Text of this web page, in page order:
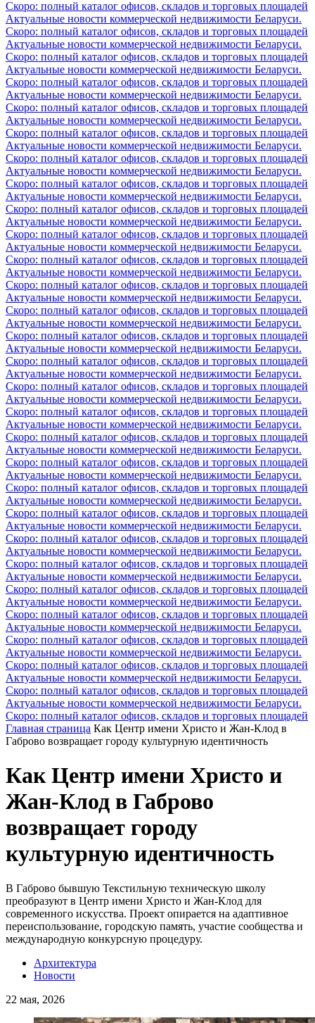
Скоро: полный каталог офисов, складов и торговых площадей
Актуальные новости коммерческой недвижимости Беларуси.
Скоро: полный каталог офисов, складов и торговых площадей
Актуальные новости коммерческой недвижимости Беларуси.
Скоро: полный каталог офисов, складов и торговых площадей
Актуальные новости коммерческой недвижимости Беларуси.
Скоро: полный каталог офисов, складов и торговых площадей
Актуальные новости коммерческой недвижимости Беларуси.
Скоро: полный каталог офисов, складов и торговых площадей
Актуальные новости коммерческой недвижимости Беларуси.
Скоро: полный каталог офисов, складов и торговых площадей
Актуальные новости коммерческой недвижимости Беларуси.
Скоро: полный каталог офисов, складов и торговых площадей
Актуальные новости коммерческой недвижимости Беларуси.
Скоро: полный каталог офисов, складов и торговых площадей
Актуальные новости коммерческой недвижимости Беларуси.
Скоро: полный каталог офисов, складов и торговых площадей
Актуальные новости коммерческой недвижимости Беларуси.
Скоро: полный каталог офисов, складов и торговых площадей
Актуальные новости коммерческой недвижимости Беларуси.
Скоро: полный каталог офисов, складов и торговых площадей
Актуальные новости коммерческой недвижимости Беларуси.
Скоро: полный каталог офисов, складов и торговых площадей
Актуальные новости коммерческой недвижимости Беларуси.
Скоро: полный каталог офисов, складов и торговых площадей
Актуальные новости коммерческой недвижимости Беларуси.
Скоро: полный каталог офисов, складов и торговых площадей
Актуальные новости коммерческой недвижимости Беларуси.
Скоро: полный каталог офисов, складов и торговых площадей
Актуальные новости коммерческой недвижимости Беларуси.
Скоро: полный каталог офисов, складов и торговых площадей
Актуальные новости коммерческой недвижимости Беларуси.
Скоро: полный каталог офисов, складов и торговых площадей
Актуальные новости коммерческой недвижимости Беларуси.
Скоро: полный каталог офисов, складов и торговых площадей
Актуальные новости коммерческой недвижимости Беларуси.
Скоро: полный каталог офисов, складов и торговых площадей
Актуальные новости коммерческой недвижимости Беларуси.
Скоро: полный каталог офисов, складов и торговых площадей
Актуальные новости коммерческой недвижимости Беларуси.
Скоро: полный каталог офисов, складов и торговых площадей
Актуальные новости коммерческой недвижимости Беларуси.
Скоро: полный каталог офисов, складов и торговых площадей
Актуальные новости коммерческой недвижимости Беларуси.
Скоро: полный каталог офисов, складов и торговых площадей
Актуальные новости коммерческой недвижимости Беларуси.
Скоро: полный каталог офисов, складов и торговых площадей
Актуальные новости коммерческой недвижимости Беларуси.
Скоро: полный каталог офисов, складов и торговых площадей
Актуальные новости коммерческой недвижимости Беларуси.
Скоро: полный каталог офисов, складов и торговых площадей
Актуальные новости коммерческой недвижимости Беларуси.
Скоро: полный каталог офисов, складов и торговых площадей
Актуальные новости коммерческой недвижимости Беларуси.
Скоро: полный каталог офисов, складов и торговых площадей
Актуальные новости коммерческой недвижимости Беларуси.
Скоро: полный каталог офисов, складов и торговых площадей
Главная страница Как Центр имени Христо и Жан-Клод в
Габрово возвращает городу культурную идентичность
Как Центр имени Христо и
Жан-Клод в Габрово
возвращает городу
культурную идентичность
В Габрово бывшую Текстильную техническую школу
преобразуют в Центр имени Христо и Жан-Клод для
современного искусства. Проект опирается на адаптивное
переиспользование, городскую память, участие сообщества и
международную конкурсную процедуру.
Архитектура
Новости
22 мая, 2026